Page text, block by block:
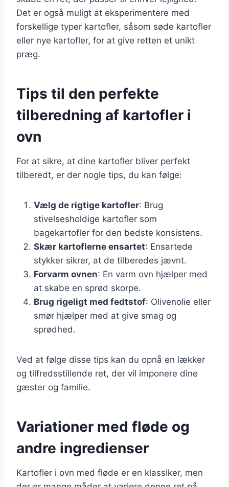
Det er også muligt at eksperimentere med
forskellige typer kartofler, såsom søde kartofler
eller nye kartofler, for at give retten et unikt
præg.
Tips til den perfekte
tilberedning af kartofler i
ovn
For at sikre, at dine kartofler bliver perfekt
tilberedt, er der nogle tips, du kan følge:
Vælg de rigtige kartofler: Brug
stivelsesholdige kartofler som
bagekartofler for den bedste konsistens.
Skær kartoflerne ensartet: Ensartede
stykker sikrer, at de tilberedes jævnt.
Forvarm ovnen: En varm ovn hjælper med
at skabe en sprød skorpe.
Brug rigeligt med fedtstof: Olivenolie eller
smør hjælper med at give smag og
sprødhed.
Ved at følge disse tips kan du opnå en lækker
og tilfredsstillende ret, der vil imponere dine
gæster og familie.
Variationer med fløde og
andre ingredienser
Kartofler i ovn med fløde er en klassiker, men